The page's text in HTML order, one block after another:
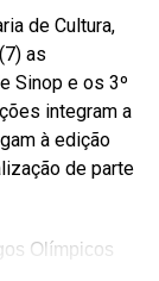
de Cultura,
as
Sinop e os 3º
integram a
à edição
de parte
Olímpicos